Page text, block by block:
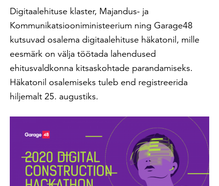
Digitaalehituse klaster, Majandus- ja
Kommunikatsiooniministeerium ning Garage48
kutsuvad osalema digitaalehituse häkatonil, mille
eesmärk on välja töötada lahendused
ehitusvaldkonna kitsaskohtade parandamiseks.
Häkatonil osalemiseks tuleb end registreerida
hiljemalt 25. augustiks.